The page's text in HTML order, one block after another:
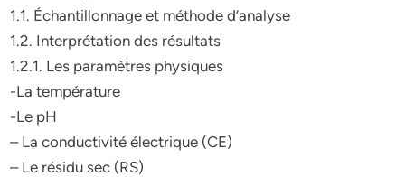
1.1. Échantillonnage et méthode d’analyse
1.2. Interprétation des résultats
1.2.1. Les paramètres physiques
-La température
-Le pH
– La conductivité électrique (CE)
– Le résidu sec (RS)